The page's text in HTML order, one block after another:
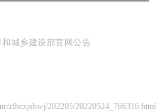
城乡建设部官网公告
zfhcxjsbwj/202205/20220524_766316.html